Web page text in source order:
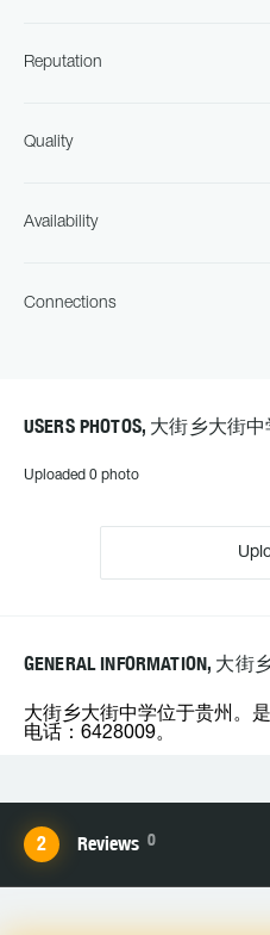
Reputation
Quality
Availability
Connections
USERS PHOTOS, 大街乡大街
Uploaded 0 photo
GENERAL INFORMATION, 大
大街乡大街中学位于贵州。
电话：6428009。
Reviews 0